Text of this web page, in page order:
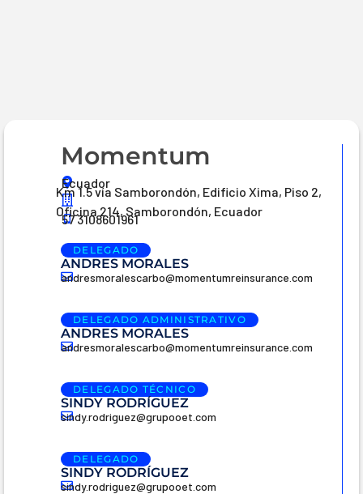
Momentum
Ecuador
Km 1.5 vía Samborondón, Edificio Xima, Piso 2,
Oficina 214, Samborondón, Ecuador
57 3108601961
DELEGADO
ANDRES MORALES
andresmoralescarbo@momentumreinsurance.com
DELEGADO ADMINISTRATIVO
ANDRES MORALES
andresmoralescarbo@momentumreinsurance.com
DELEGADO TÉCNICO
SINDY RODRÍGUEZ
sindy.rodriguez@grupooet.com
DELEGADO
SINDY RODRÍGUEZ
sindy.rodriguez@grupooet.com